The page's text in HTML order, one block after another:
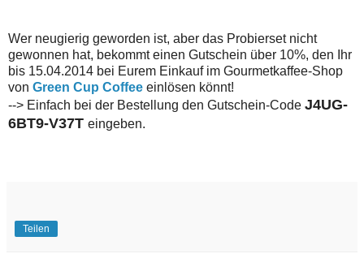
Wer neugierig geworden ist, aber das Probierset nicht
gewonnen hat, bekommt einen Gutschein über 10%, den Ihr
bis 15.04.2014 bei Eurem Einkauf im Gourmetkaffee-Shop
von Green Cup Coffee einlösen könnt!
--> Einfach bei der Bestellung den Gutschein-Code J4UG-
6BT9-V37T eingeben.
Teilen